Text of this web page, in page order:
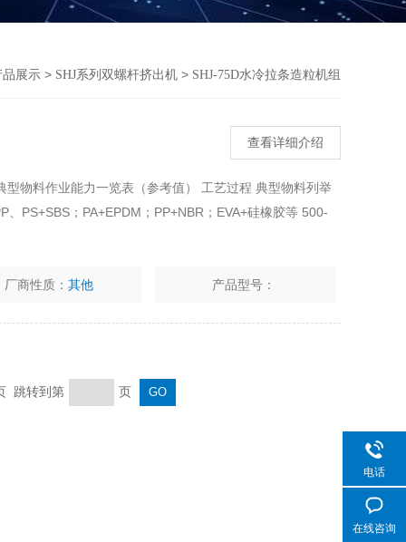
品展示 > SHJ系列双螺杆挤出机 > SHJ-75D水冷拉条造粒机组
查看详细介绍
物料作业能力一览表（参考值） 工艺过程 典型物料列举
PS+SBS；PA+EPDM；PP+NBR；EVA+硅橡胶等 500-
厂商性质：其他 产品型号：
跳转到第 页
电话
在线咨询